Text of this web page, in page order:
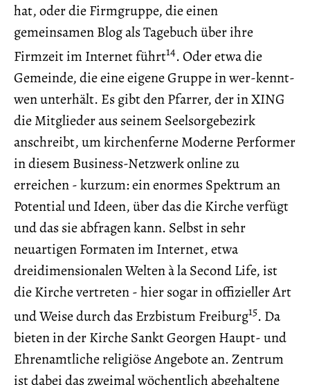
hat, oder die Firmgruppe, die einen
gemeinsamen Blog als Tagebuch über ihre
Firmzeit im Internet führt14. Oder etwa die
Gemeinde, die eine eigene Gruppe in wer-kennt-
wen unterhält. Es gibt den Pfarrer, der in XING
die Mitglieder aus seinem Seelsorgebezirk
anschreibt, um kirchenferne Moderne Performer
in diesem Business-Netzwerk online zu
erreichen - kurzum: ein enormes Spektrum an
Potential und Ideen, über das die Kirche verfügt
und das sie abfragen kann. Selbst in sehr
neuartigen Formaten im Internet, etwa
dreidimensionalen Welten à la Second Life, ist
die Kirche vertreten - hier sogar in offizieller Art
und Weise durch das Erzbistum Freiburg15. Da
bieten in der Kirche Sankt Georgen Haupt- und
Ehrenamtliche religiöse Angebote an. Zentrum
ist dabei das zweimal wöchentlich abgehaltene